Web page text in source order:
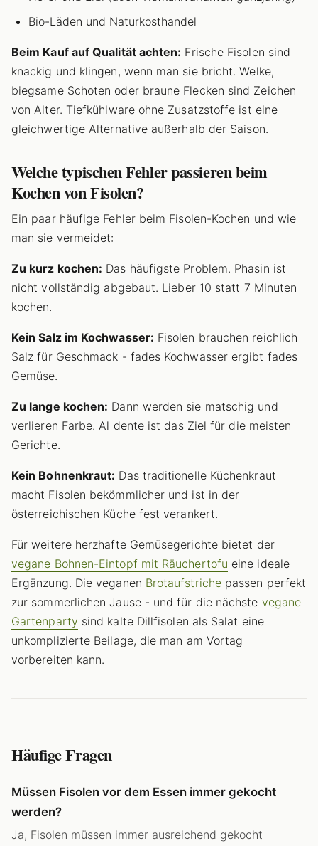
Bio-Läden und Naturkosthandel
Beim Kauf auf Qualität achten: Frische Fisolen sind
knackig und klingen, wenn man sie bricht. Welke,
biegsame Schoten oder braune Flecken sind Zeichen
von Alter. Tiefkühlware ohne Zusatzstoffe ist eine
gleichwertige Alternative außerhalb der Saison.
Welche typischen Fehler passieren beim
Kochen von Fisolen?
Ein paar häufige Fehler beim Fisolen-Kochen und wie
man sie vermeidet:
Zu kurz kochen: Das häufigste Problem. Phasin ist
nicht vollständig abgebaut. Lieber 10 statt 7 Minuten
kochen.
Kein Salz im Kochwasser: Fisolen brauchen reichlich
Salz für Geschmack - fades Kochwasser ergibt fades
Gemüse.
Zu lange kochen: Dann werden sie matschig und
verlieren Farbe. Al dente ist das Ziel für die meisten
Gerichte.
Kein Bohnenkraut: Das traditionelle Küchenkraut
macht Fisolen bekömmlicher und ist in der
österreichischen Küche fest verankert.
Für weitere herzhafte Gemüsegerichte bietet der
vegane Bohnen-Eintopf mit Räuchertofu eine ideale
Ergänzung. Die veganen Brotaufstrichepassen perfekt
zur sommerlichen Jause - und für die nächste vegane
Gartenparty sind kalte Dillfisolen als Salat eine
unkomplizierte Beilage, die man am Vortag
vorbereiten kann.
Häufige Fragen
Müssen Fisolen vor dem Essen immer gekocht
werden?
Ja, Fisolen müssen immer ausreichend gekocht